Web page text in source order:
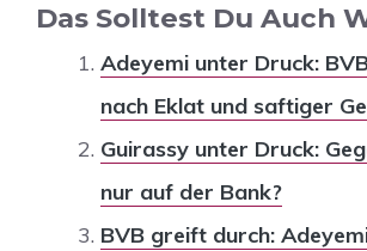
Das Solltest Du Auch
Adeyemi unter Druck:
nach Eklat und saftiger
Guirassy unter Druck:
nur auf der Bank?
BVB greift durch: